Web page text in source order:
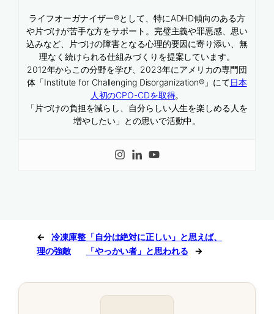
ライフオーガナイザー®として、特にADHD傾向のある方
や片づけが苦手な方をサポート。完璧主義や罪悪感、思い
込みなど、片づけの障害となる心理的要因に寄り添い、無
理なく続けられる仕組みづくりを提案しています。
2012年からこの分野を学び、2023年にアメリカの専門団
体「Institute for Challenging Disorganization®」にて日本
人初のCPO-CDを取得。
「片づけの負担を減らし、自分らしい人生を楽しめる人を
増やしたい」との思いで活動中。
←
冷凍庫整
理の強敵
「自分は絶対に正しい」と思えば、
「やっかい者」と思われる
→